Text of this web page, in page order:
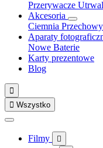
Przerywacze
Akcesoria
Ciemnia
Aparaty
Nowe Baterie
Karty prezentowe
Blog

 Wszystko
Filmy 